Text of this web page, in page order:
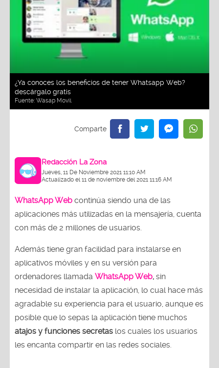
¿Ya conoces los beneficios de tener Whatsapp Web?
descárgalo gratis
Fuente: Wasap Movil
Redacción La Zona
Jueves, 11 De Noviembre 2021 11:10 AM
Actualizado el 11 de noviembre del 2021 11:16 AM
WhatsApp Web continúa siendo una de las
aplicaciones más utilizadas en la mensajería, cuenta
con más de 2 millones de usuarios.
Además tiene gran facilidad para instalarse en
aplicativos móviles y en su versión para
ordenadores llamada WhatsApp Web, sin
necesidad de instalar la aplicación, lo cual hace más
agradable su experiencia para el usuario, aunque es
posible que lo sepas la aplicación tiene muchos
atajos y funciones secretas los cuales los usuarios
les encanta compartir en las redes sociales.